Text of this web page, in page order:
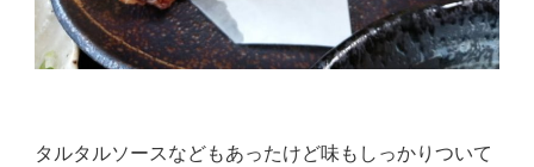
タルタルソースなどもあったけど味もしっかりついて